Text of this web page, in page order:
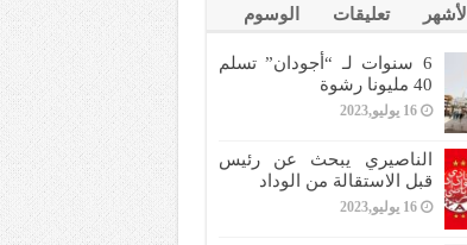
الأشهر تعليقات الوسوم
6 سنوات لـ “أجودان” تسلم
40 مليونا رشوة
16 يوليو,2023
الناصيري يبحث عن رئيس
قبل الاستقالة من الوداد
16 يوليو,2023